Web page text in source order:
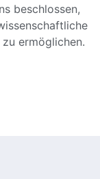
beschlossen,
ermöglichen.